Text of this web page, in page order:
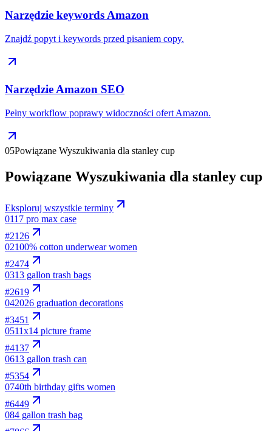
Narzędzie keywords Amazon
Znajdź popyt i keywords przed pisaniem copy.
Narzędzie Amazon SEO
Pełny workflow poprawy widoczności ofert Amazon.
05Powiązane Wyszukiwania dla stanley cup
Powiązane Wyszukiwania dla stanley cup
Eksploruj wszystkie terminy
0117 pro max case
#2126
02100% cotton underwear women
#2474
0313 gallon trash bags
#2619
042026 graduation decorations
#3451
0511x14 picture frame
#4137
0613 gallon trash can
#5354
0740th birthday gifts women
#6449
084 gallon trash bag